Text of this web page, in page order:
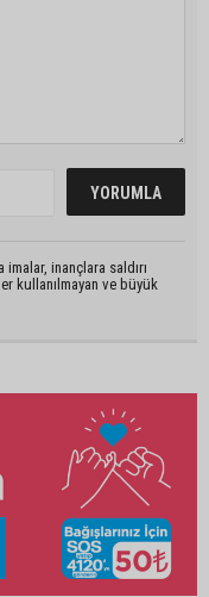
inançlara saldırı
kullanılmayan ve büyük